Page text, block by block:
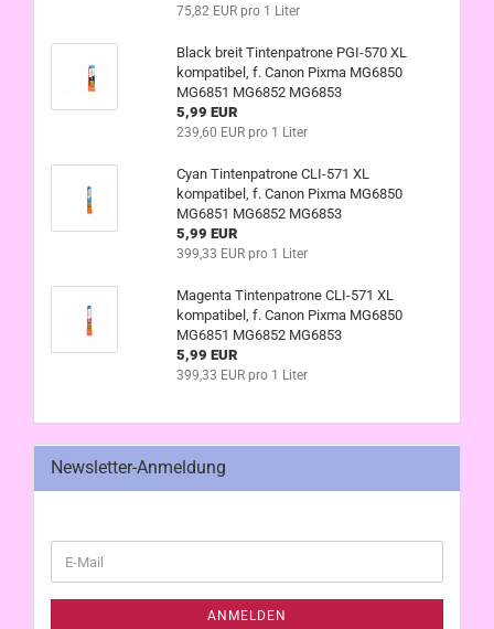
75,82 EUR pro 1 Liter
Black breit Tintenpatrone PGI-570 XL
kompatibel, f. Canon Pixma MG6850
MG6851 MG6852 MG6853
5,99 EUR
239,60 EUR pro 1 Liter
Cyan Tintenpatrone CLI-571 XL
kompatibel, f. Canon Pixma MG6850
MG6851 MG6852 MG6853
5,99 EUR
399,33 EUR pro 1 Liter
Magenta Tintenpatrone CLI-571 XL
kompatibel, f. Canon Pixma MG6850
MG6851 MG6852 MG6853
5,99 EUR
399,33 EUR pro 1 Liter
Newsletter-Anmeldung
ZUR
E-
Mail
ANMELDEN